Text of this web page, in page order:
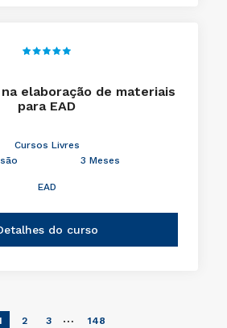
elaboração de materiais
para EAD
Cursos Livres
3 Meses
EAD
do curso
2 3 … 148